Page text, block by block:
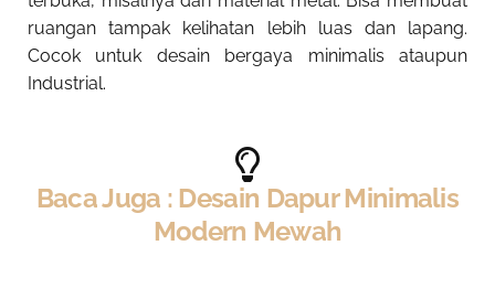
ruangan tampak kelihatan lebih luas dan lapang.
Cocok untuk desain bergaya minimalis ataupun
Industrial.
Baca Juga : Desain Dapur Minimalis
Modern Mewah